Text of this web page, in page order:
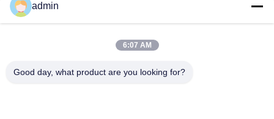
0086-551-65396351
admin
6:07 AM
Good day, what product are you looking for?